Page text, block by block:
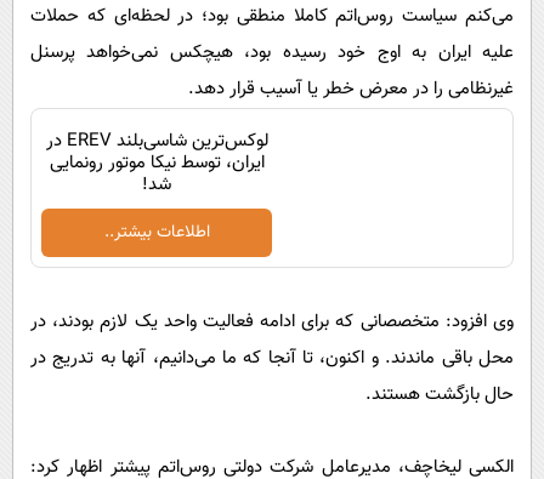
می‌کنم سیاست روس‌اتم کاملا منطقی بود؛ در لحظه‌ای که حملات
علیه ایران به اوج خود رسیده بود، هیچکس نمی‌خواهد پرسنل
غیرنظامی را در معرض خطر یا آسیب قرار دهد.
لوکس‌ترین شاسی‌بلند EREV در
ایران، توسط نیکا موتور رونمایی
شد!
اطلاعات بیشتر..
وی افزود: متخصصانی که برای ادامه فعالیت واحد یک لازم بودند، در
محل باقی ماندند. و اکنون، تا آنجا که ما می‌دانیم، آنها به تدریج در
حال بازگشت هستند.
الکسی لیخاچف، مدیرعامل شرکت دولتی روس‌اتم پیشتر اظهار کرد: